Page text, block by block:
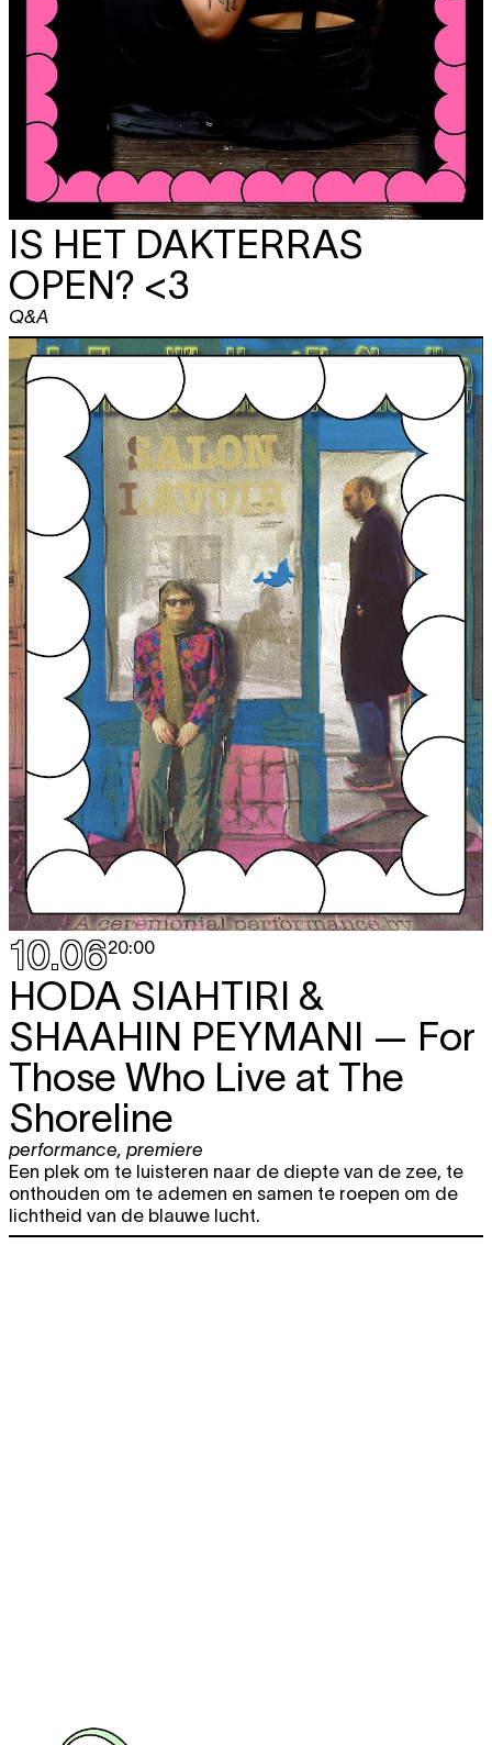
IS HET DAKTERRAS
OPEN? <3
Q&A
10.0620:00
HODA SIAHTIRI &
SHAAHIN PEYMANI — For
Those Who Live at The
Shoreline
performance, premiere
Een plek om te luisteren naar de diepte van de zee, te
onthouden om te ademen en samen te roepen om de
lichtheid van de blauwe lucht.